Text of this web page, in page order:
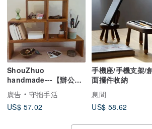
ShouZhuo
handmade---【辦公室
必備】柚木組合架
廣告
守拙手活
US$ 57.02
手機座/手機支架/
面擺件收納
息間
US$ 58.62